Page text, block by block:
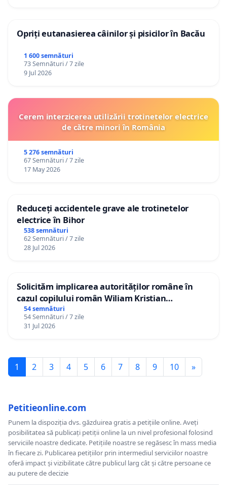
Opriți eutanasierea câinilor și pisicilor în Bacău
1 600 semnături
73 Semnături / 7 zile
9 Jul 2026
Cerem interzicerea utilizării trotinetelor electrice
de către minori în România
5 276 semnături
67 Semnături / 7 zile
17 May 2026
Reduceți accidentele grave ale trotinetelor
electrice în Bihor
538 semnături
62 Semnături / 7 zile
28 Jul 2026
Solicităm implicarea autorităților române în
cazul copilului român Wiliam Kristian
Gheorghe, aflat în plasament în Danemarca de
12 ani
54 semnături
54 Semnături / 7 zile
31 Jul 2026
1 2 3 4 5 6 7 8 9 10 »
Petitieonline.com
Punem la dispoziția dvs. găzduirea gratis a petițiile online. Aveți
posibilitatea să publicați petiții online la un nivel profesional folosind
serviciile noastre dedicate. Petițiile noastre se regăsesc în mass media
în fiecare zi. Publicarea petițiilor prin intermediul serviciilor noastre
oferă impact și vizibilitate către publicul larg cât și către persoane ce
au putere de decizie